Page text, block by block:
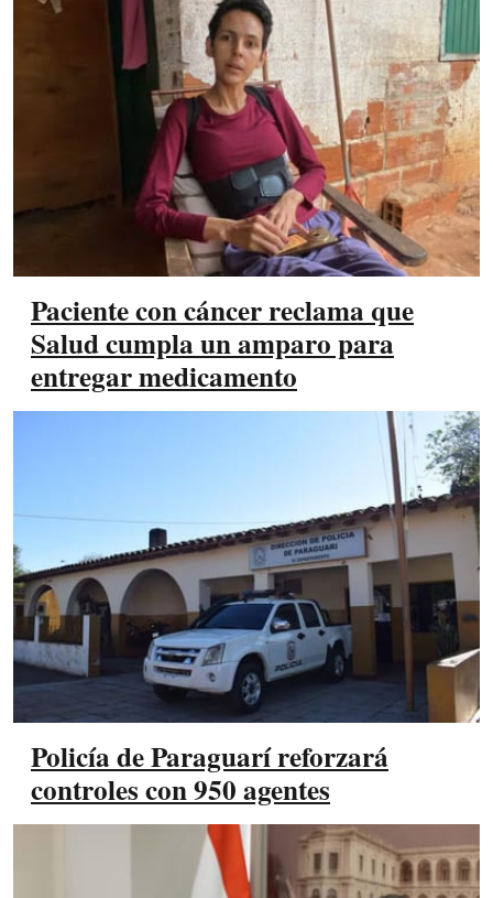
Paciente con cáncer reclama que
Salud cumpla un amparo para
entregar medicamento
Policía de Paraguarí reforzará
controles con 950 agentes